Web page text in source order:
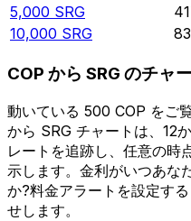
5,000 SRG
10,000 SRG
COP から SRG のチャ
動いている 500 COP をご
から SRG チャートは、12
レートを追跡し、任意の時
示します。金利がいつあな
か?料金アラートを設定す
せします。